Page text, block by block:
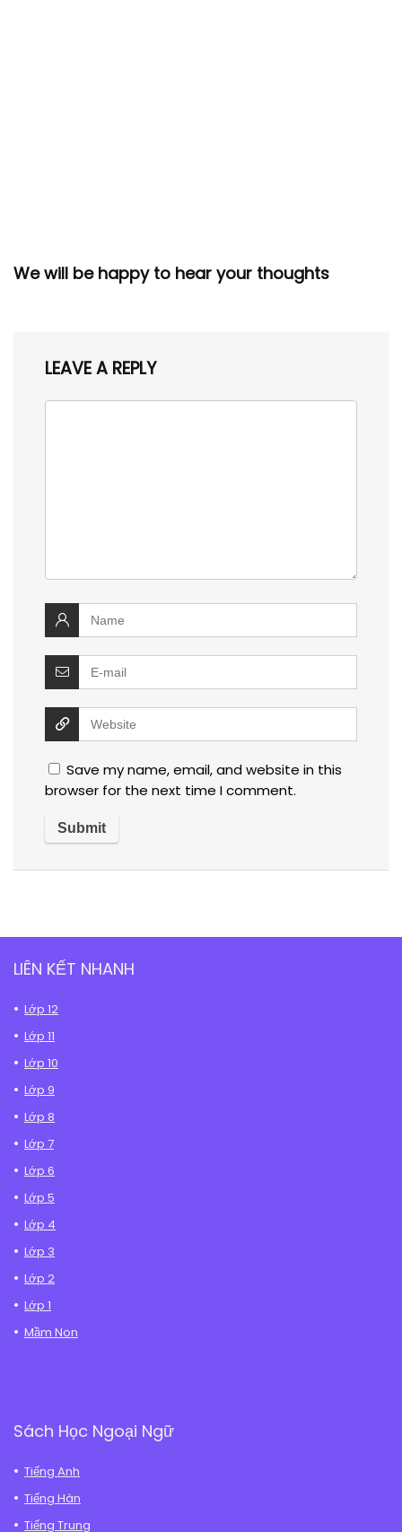
We will be happy to hear your thoughts
LEAVE A REPLY
Save my name, email, and website in this
browser for the next time I comment.
LIÊN KẾT NHANH
Lớp 12
Lớp 11
Lớp 10
Lớp 9
Lớp 8
Lớp 7
Lớp 6
Lớp 5
Lớp 4
Lớp 3
Lớp 2
Lớp 1
Mầm Non
Sách Học Ngoại Ngữ
Tiếng Anh
Tiếng Hàn
Tiếng Trung